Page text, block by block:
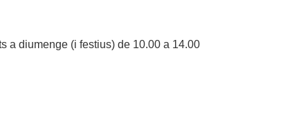
a diumenge (i festius) de 10.00 a 14.00